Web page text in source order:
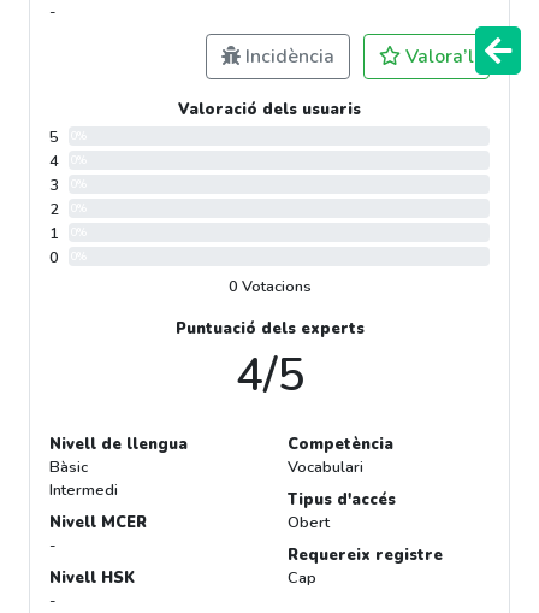
-
Incidència Valora’l
Valoració dels usuaris
5
4
3
2
1
0
0 Votacions
Puntuació dels experts
4/5
Nivell de llengua
Bàsic
Intermedi
Nivell MCER
-
Nivell HSK
-
Competència
Vocabulari
Tipus d'accés
Obert
Requereix registre
Cap